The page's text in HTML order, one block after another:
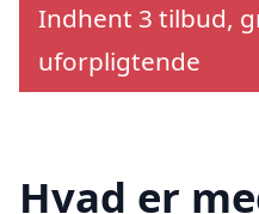
Indhent 3 tilbud,
uforpligtende
Hvad er